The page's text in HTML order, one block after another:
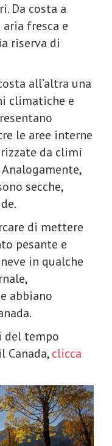
Da costa a
fresca e
riserva di
all’altra una
climatiche e
le aree interne
da climi
secche,
di mettere
pesante e
in qualche
abbiano
del tempo
clicca